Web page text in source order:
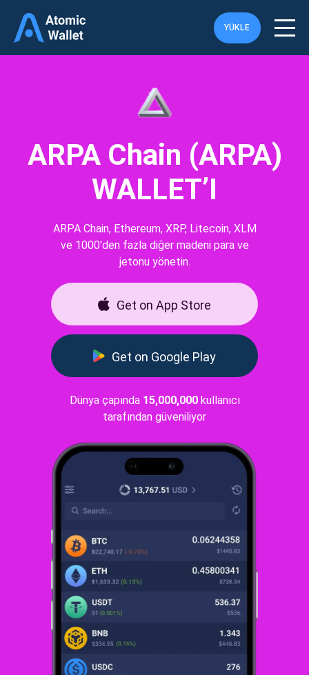
YÜKLE
ARPA Chain (ARPA)
WALLET’I
ARPA Chain, Ethereum, XRP, Litecoin, XLM
ve 1000'den fazla diğer madeni para ve
jetonu yönetin.
Get on App Store
Get on Google Play
Dünya çapında 15,000,000kullanıcı
tarafından güveniliyor